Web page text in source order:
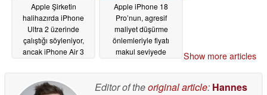
Apple Şirketin
halihazırda iPhone
Ultra 2 üzerinde
çalıştığı söyleniyor,
ancak iPhone Air 3
Apple iPhone 18
Pro’nun, agresif
maliyet düşürme
önlemleriyle fiyatı
makul seviyede
Show more articles
Editor of theoriginal article: Hannes